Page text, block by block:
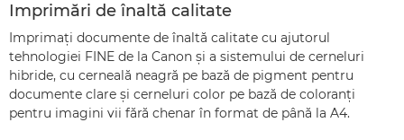
Imprimări de înaltă calitate
Imprimaţi documente de înaltă calitate cu ajutorul
tehnologiei FINE de la Canon şi a sistemului de cerneluri
hibride, cu cerneală neagră pe bază de pigment pentru
documente clare şi cerneluri color pe bază de coloranţi
pentru imagini vii fără chenar în format de până la A4.